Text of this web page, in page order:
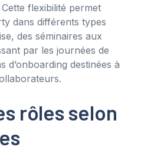
flexibilité permet
dans différents types
des séminaires aux
par les journées de
d’onboarding destinées à
rôles selon